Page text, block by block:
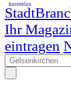
Ihr
kostenlos
eintragen